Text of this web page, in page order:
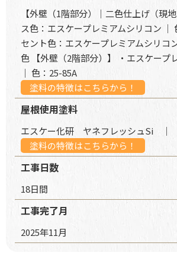
【外壁（1階部分）｜二色仕上げ（現
ス色：エスケープレミアムシリコン ｜
セント色：エスケープレミアムシリコ
色 【外壁（2階部分）】 ・エスケープ
｜ 色：25-85A
塗料の特徴はこちらから！
屋根使用塗料
エスケー化研 ヤネフレッシュSi ｜
塗料の特徴はこちらから！
工事日数
18日間
工事完了月
2025年11月